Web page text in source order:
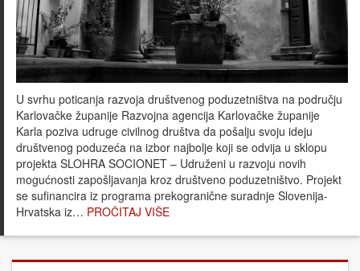
U svrhu poticanja razvoja društvenog poduzetništva na području
Karlovačke županije Razvojna agencija Karlovačke županije
Karla poziva udruge civilnog društva da pošalju svoju ideju
društvenog poduzeća na izbor najbolje koji se odvija u sklopu
projekta SLOHRA SOCIONET – Udruženi u razvoju novih
mogućnosti zapošljavanja kroz društveno poduzetništvo. Projekt
se sufinancira iz programa prekogranične suradnje Slovenija-
Hrvatska iz… PROČITAJ VIŠE